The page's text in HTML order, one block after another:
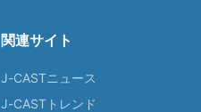
関連サイト
J-CASTニュース
J-CASTトレンド